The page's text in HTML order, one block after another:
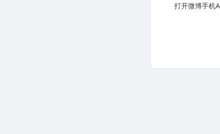
打开微博手机